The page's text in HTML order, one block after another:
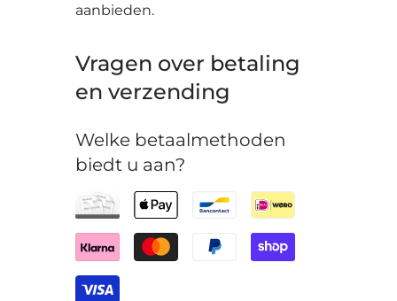
aanbieden.
Vragen over betaling
en verzending
Welke betaalmethoden
biedt u aan?